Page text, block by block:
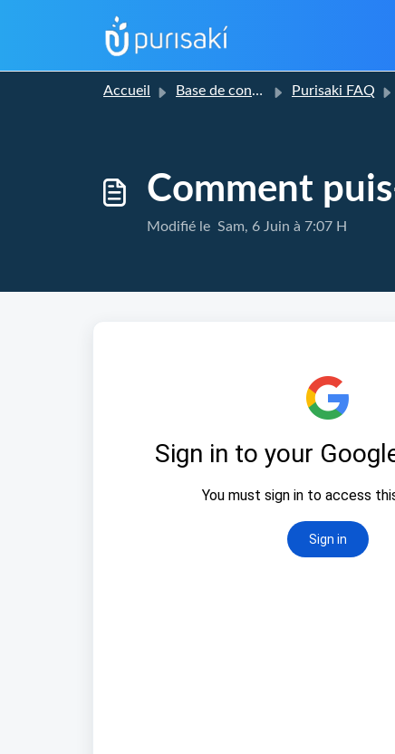
Accueil Base de connaissances Purisaki FAQ
Comment
Modifié le Sam, 6 Juin à 7:07 H